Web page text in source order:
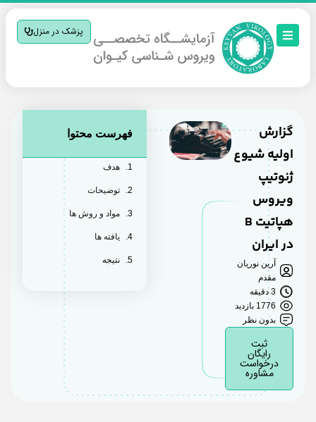
پزشک در منزل
گزارش
اولیه شیوع
ژنوتیپ
ویروس
هپاتیت B
در ایران
آرین نوریان
مقدم
3 دقیقه
1776 بازدید
بدون نظر
رایگان
درخواست
مشاوره
فهرست محتوا
هدف
توضیحات
مواد و روش ها
یافته ها
نتیجه